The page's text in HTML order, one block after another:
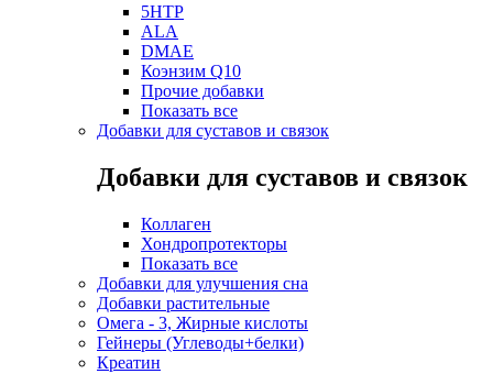
5HTP
ALA
DMAE
Коэнзим Q10
Прочие добавки
Показать все
Добавки для суставов и связок
Добавки для суставов и связок
Коллаген
Хондропротекторы
Показать все
Добавки для улучшения сна
Добавки растительные
Омега - 3, Жирные кислоты
Гейнеры (Углеводы+белки)
Креатин